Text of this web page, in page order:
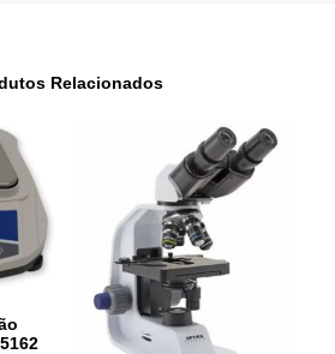
Relacionados